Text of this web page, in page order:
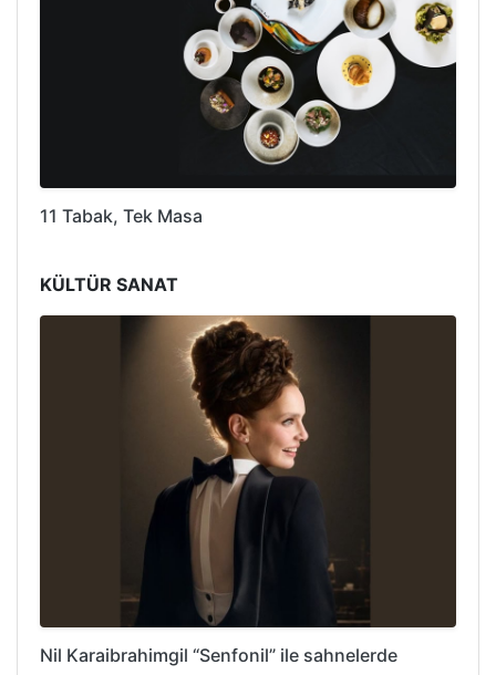
11 Tabak, Tek Masa
KÜLTÜR SANAT
Nil Karaibrahimgil “Senfonil” ile sahnelerde